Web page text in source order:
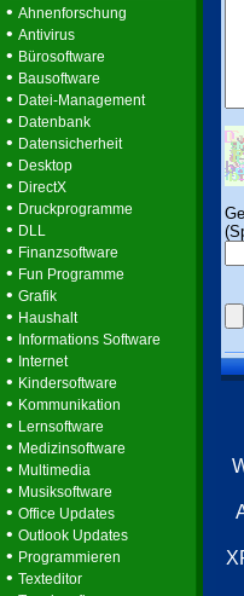
• Ahnenforschung
• Antivirus
• Bürosoftware
• Bausoftware
• Datei-Management
• Datenbank
• Datensicherheit
• Desktop
• DirectX
• Druckprogramme
• DLL
• Finanzsoftware
• Fun Programme
• Grafik
• Haushalt
• Informations Software
• Internet
• Kindersoftware
• Kommunikation
• Lernsoftware
• Medizinsoftware
• Multimedia
• Musiksoftware
• Office Updates
• Outlook Updates
• Programmieren
• Texteditor